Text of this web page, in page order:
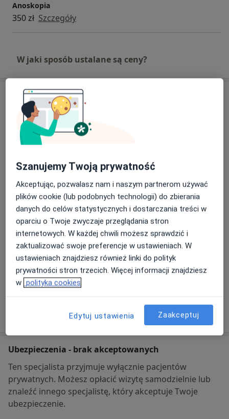
Anoskopia
350 zł Szczegóły
W jaki sposób ustalane są ceny?
Adresy (2)
Adres 1 Adres 2
Specjalistyczny Szpital im. E. Szczeklika w
Tarnowie
Szpitalna 13,33-100Tarnów
Powiększ mapę
otwiera się w nowej karcie
Dostępność
W tym gabinecie nie można umawiać wizyt przez
internet
Co mam zrobić w tej sytuacji?
Pokaż więcej
o adresie
Ubezpieczenia - brak akceptowanych
Ten specjalista przyjmuje wyłącznie pacjentów
prywatnych. Możesz opłacić wizytę samodzielnie lub
znaleźć innego specjalistę, który akceptuje Twoje
ubezpieczenie.
Szanujemy Twoją prywatność
Akceptując, pozwalasz nam i naszym partnerom używać
plików cookie (lub podobnych technologii) do zbierania
danych do celów statystycznych i dostarczania treści w
oparciu o Twoje zwyczaje przeglądania stron
internetowych. W każdej chwili możesz sprawdzić i
zaktualizować swoje preferencje w ustawieniach. W
ustawieniach znajdziesz również linki do polityk
prywatności stron trzecich. Więcej informacji znajdziesz
w polityka cookies
Edytuj ustawienia Zaakceptuj